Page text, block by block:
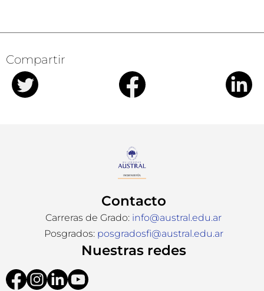
Compartir
Contacto
Carreras de Grado: info@austral.edu.ar
Posgrados: posgradosfi@austral.edu.ar
Nuestras redes